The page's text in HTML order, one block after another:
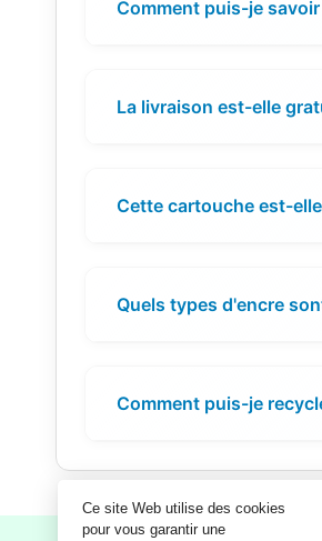
Ce site Web utilise des cookies
pour vous garantir une
Comment puis-je
La livraison est-elle
Cette cartouche est-
Quels types d'encre
Comment puis-je